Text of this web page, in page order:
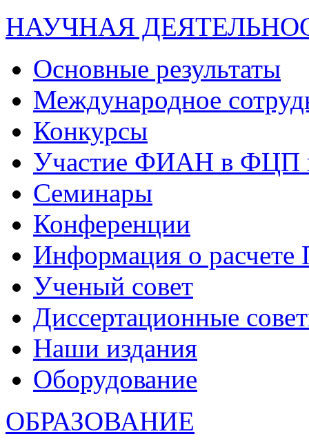
НАУЧНАЯ
Основные результаты
Международное
Конкурсы
Участие ФИАН в ФЦП
Семинары
Конференции
Информация о
Ученый совет
Диссертационные
Наши издания
Оборудование
ОБРАЗОВАНИЕ